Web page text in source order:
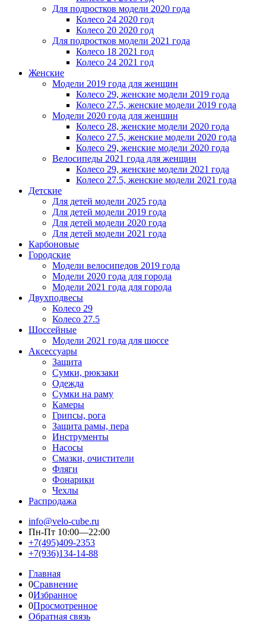
Для подростков модели 2020 года
Колесо 24 2020 год
Колесо 20 2020 год
Для подростков модели 2021 года
Колесо 18 2021 год
Колесо 24 2021 год
Женскиe
Модели 2019 года для женщин
Колесо 29, женские модели 2019 года
Колесо 27.5, женские модели 2019 года
Модели 2020 года для женщин
Колесо 28, женские модели 2020 года
Колесо 27.5, женские модели 2020 года
Колесо 29, женские модели 2020 года
Велосипеды 2021 года для женщин
Колесо 29, женские модели 2021 года
Колесо 27.5, женские модели 2021 года
Детские
Для детей модели 2025 года
Для детей модели 2019 года
Для детей модели 2020 года
Для детей модели 2021 года
Карбоновые
Городские
Модели велосипедов 2019 года
Модели 2020 года для города
Модели 2021 года для города
Двухподвесы
Колесо 29
Колесо 27.5
Шоссейные
Модели 2021 года для шоссе
Аксессуары
Защита
Сумки, рюкзаки
Одежда
Сумки на раму
Камеры
Грипсы, рога
Защита рамы, пера
Инструменты
Насосы
Смазки, очистители
Фляги
Фонарики
Чехлы
Распродажа
info@velo-cube.ru
Пн-Пт 10:00—22:00
+7(495)409-2353
+7(936)134-14-88
Главная
0Сравнение
0Избранное
0Просмотренное
Обратная связь